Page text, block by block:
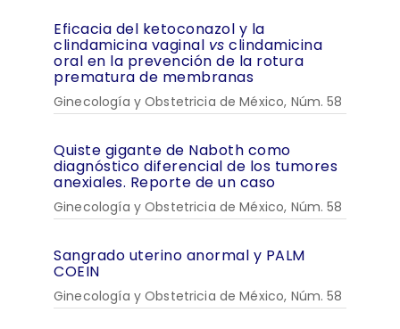
Eficacia del ketoconazol y la
clindamicina vaginal vs clindamicina
oral en la prevención de la rotura
prematura de membranas
Ginecología y Obstetricia de México, Núm. 58
Quiste gigante de Naboth como
diagnóstico diferencial de los tumores
anexiales. Reporte de un caso
Ginecología y Obstetricia de México, Núm. 58
Sangrado uterino anormal y PALM
COEIN
Ginecología y Obstetricia de México, Núm. 58